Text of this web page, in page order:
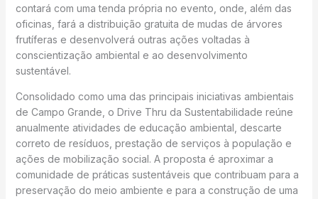
contará com uma tenda própria no evento, onde, além das
oficinas, fará a distribuição gratuita de mudas de árvores
frutíferas e desenvolverá outras ações voltadas à
conscientização ambiental e ao desenvolvimento
sustentável.
Consolidado como uma das principais iniciativas ambientais
de Campo Grande, o Drive Thru da Sustentabilidade reúne
anualmente atividades de educação ambiental, descarte
correto de resíduos, prestação de serviços à população e
ações de mobilização social. A proposta é aproximar a
comunidade de práticas sustentáveis que contribuam para a
preservação do meio ambiente e para a construção de uma